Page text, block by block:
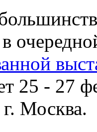
25 - 27
Москва.